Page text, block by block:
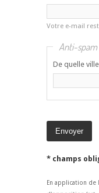
Votre e-mail
Anti-spam
De quelle
* champs
En application de